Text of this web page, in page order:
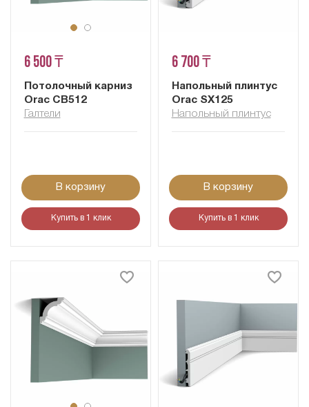
6 500 ₸
Потолочный карниз
Orac CB512
Галтели
В корзину
Купить в 1 клик
6 700 ₸
Напольный плинтус
Orac SX125
Напольный плинтус
В корзину
Купить в 1 клик